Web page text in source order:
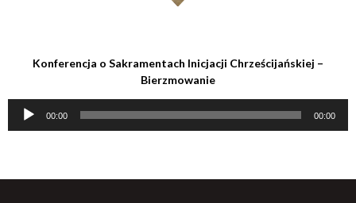
Konferencja o Sakramentach Inicjacji Chrześcijańskiej –
Bierzmowanie
plików
00:00 00:00